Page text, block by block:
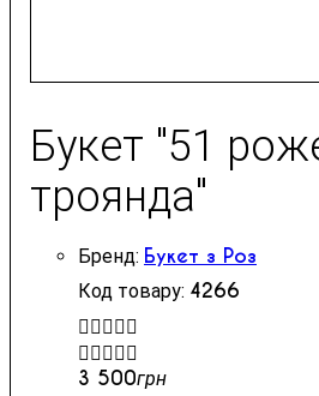
Букет "51
троянда"
Букет з Роз
4266


3 500грн